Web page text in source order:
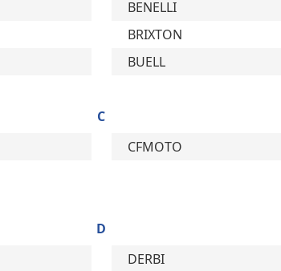
BENELLI
BRIXTON
BUELL
C
CFMOTO
D
DERBI